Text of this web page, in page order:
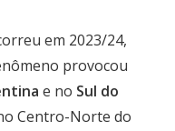
em 2023/24,
provocou
e no Sul do
Centro-Norte do